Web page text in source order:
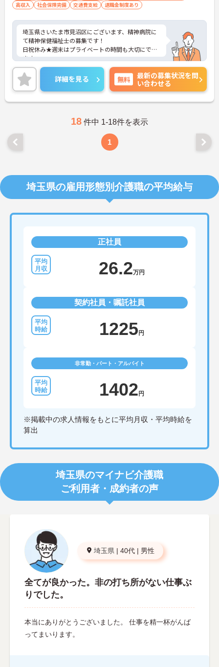
高収入
社会保険完備 交通費支給 退職金制度あり
埼玉県さいたま市見沼区にございます、精神病院に
て精神保健福祉士の募集です！
日祝休み★週末はプライベートの時間も大切にでき
ます。
住宅手当の支給もございますので、遠方からのご転
職の方も安心できます。
ご興味のある方は、マイナビ介護職までお問い合わ
せください。
詳細を見る 無料
最新の募集状況を問
い合わせる
18 件中 1-18件を表示
1
埼玉県の雇用形態別介護職の平均給与
正社員
26.2万円
契約社員・嘱託社員
1225円
非常勤・パート・アルバイト
1402円
※掲載中の求人情報をもとに平均月収・平均時給を
算出
埼玉県のマイナビ介護職
ご利用者・成約者の声
埼玉県 | 40代 | 男性
全てが良かった。非の打ち所がない仕事ぶ
りでした。
本当にありがとうございました。 仕事を精一杯がんば
ってまいります。